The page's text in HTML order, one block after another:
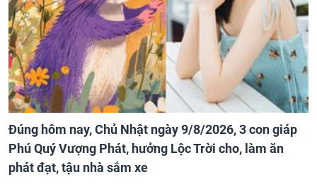
Đúng hôm nay, Chủ Nhật ngày 9/8/2026, 3 con giáp
Phú Quý Vượng Phát, hưởng Lộc Trời cho, làm ăn
phát đạt, tậu nhà sắm xe